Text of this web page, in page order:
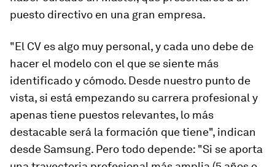
puesto directivo en una gran empresa.
"El CV es algo muy personal, y cada uno debe de
hacer el modelo con el que se siente más
identificado y cómodo. Desde nuestro punto de
vista, si está empezando su carrera profesional y
apenas tiene puestos relevantes, lo más
destacable será la formación que tiene", indican
desde Samsung. Pero todo depende: "Si se aporta